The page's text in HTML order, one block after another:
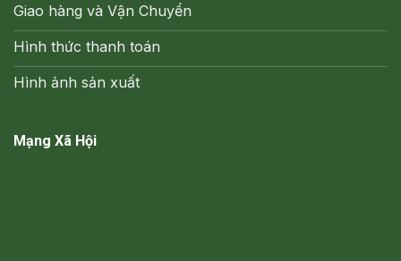
Giao hàng và Vận Chuyển
Hình thức thanh toán
Hình ảnh sản xuất
Mạng Xã Hội